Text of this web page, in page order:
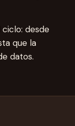
desde
que la
datos.